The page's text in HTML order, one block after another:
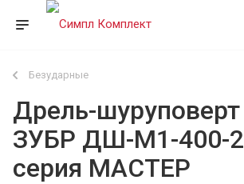
Безударные
Дрель-шуруповерт
ЗУБР ДШ-М1-400-2
серия МАСТЕР